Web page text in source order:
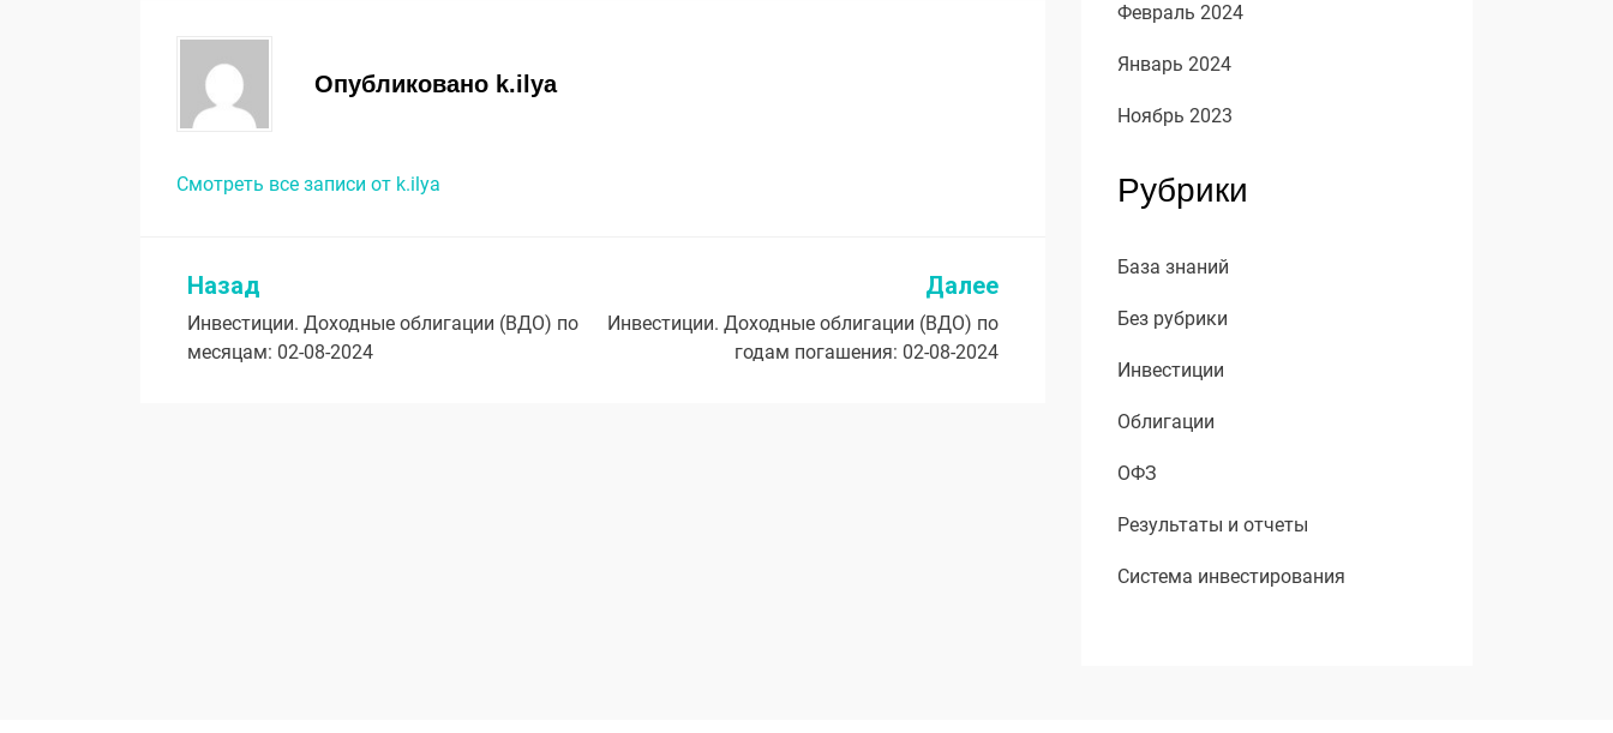
Опубликовано k.ilya
Смотреть все записи от k.ilya
Навигация
по
Назад
Инвестиции. Доходные облигации (ВДО) по
месяцам: 02-08-2024
Далее
Инвестиции. Доходные облигации (ВДО) по
годам погашения: 02-08-2024
Февраль 2024
Январь 2024
Ноябрь 2023
Рубрики
База знаний
Без рубрики
Инвестиции
Облигации
ОФЗ
Результаты и отчеты
Система инвестирования